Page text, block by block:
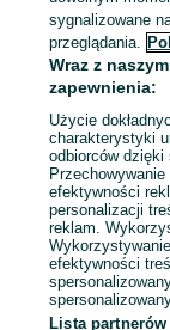
KATEGORIA
ID:750025158
sygnalizowane
przeglądania.
Wraz z
zapewnienia:
Użycie
charakterystyki
odbiorców
efektywności
personalizacji
reklam.
efektywności
Lista